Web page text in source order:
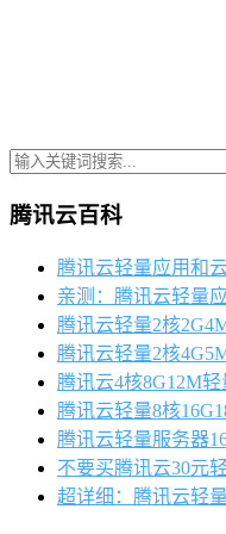
腾讯云百科
腾讯云轻量应用和
亲测：腾讯云轻量
腾讯云轻量2核
腾讯云轻量2核
腾讯云4核8G12M
腾讯云轻量8核
腾讯云轻量服务器
不要买腾讯云30元
超详细：腾讯云轻